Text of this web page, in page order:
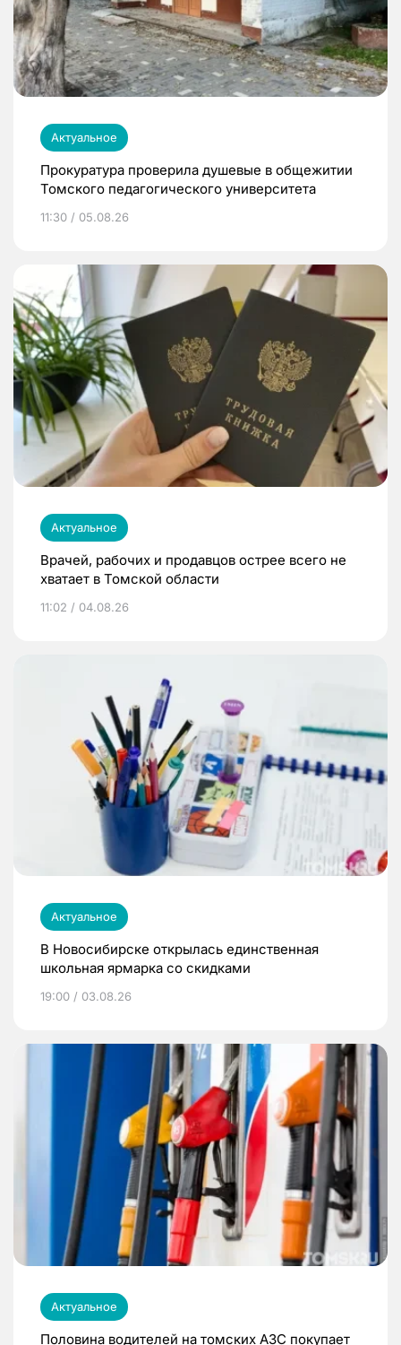
Актуальное
Прокуратура проверила душевые в общежитии
Томского педагогического университета
11:30 / 05.08.26
Актуальное
Врачей, рабочих и продавцов острее всего не
хватает в Томской области
11:02 / 04.08.26
Актуальное
В Новосибирске открылась единственная
школьная ярмарка со скидками
19:00 / 03.08.26
Актуальное
Половина водителей на томских АЗС покупает